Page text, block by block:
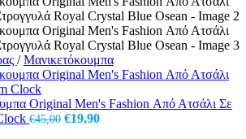
/ Μανικετόκουμπα
Original Men's Fashion Από Ατσάλι Σε
€45,00 Original
€19,90Η